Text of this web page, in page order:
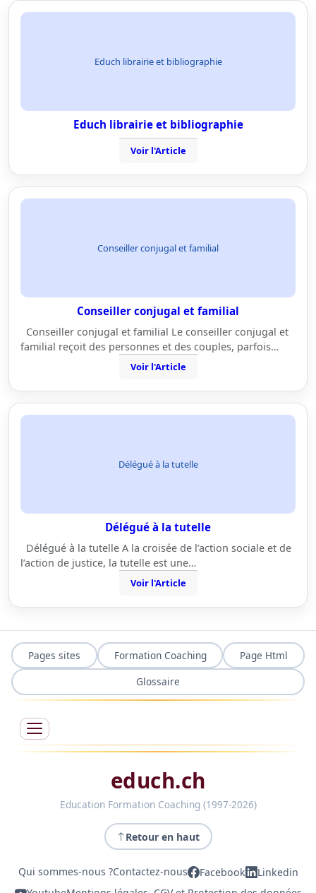
Educh librairie et bibliographie
Educh librairie et bibliographie
Voir l'Article
Conseiller conjugal et familial
Conseiller conjugal et familial
Conseiller conjugal et familial Le conseiller conjugal et
familial reçoit des personnes et des couples, parfois…
Voir l'Article
Délégué à la tutelle
Délégué à la tutelle
Délégué à la tutelle A la croisée de l’action sociale et de
l’action de justice, la tutelle est une…
Voir l'Article
Pages sites Formation Coaching
Page Html
Glossaire
educh.ch
Education Formation Coaching (1997-2026)
Retour en haut
Qui sommes-nous ?Contactez-nous Facebook
Linkedin